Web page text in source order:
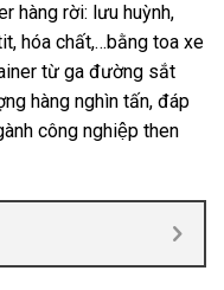
hàng rời: lưu huỳnh,
hóa chất,…bằng toa xe
từ ga đường sắt
hàng nghìn tấn, đáp
công nghiệp then